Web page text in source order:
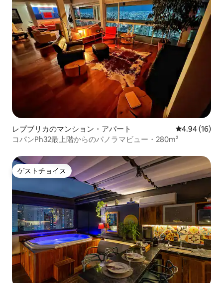
レプブリカのマンション・アパート レビュー16
4.94 (16)
コパンPh32最上階からのパノラマビュー・280m²
ゲストチョイス
ゲストチョイス